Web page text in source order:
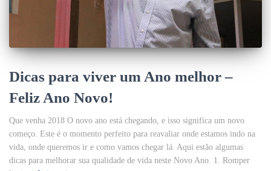
Dicas para viver um Ano melhor –
Feliz Ano Novo!
Que venha 2018 O novo ano está chegando, e isso significa um novo
começo. Este é o momento perfeito para reavaliar onde estamos indo na
vida, onde queremos ir e como vamos chegar lá. Aqui estão algumas
dicas para melhorar sua qualidade de vida neste Novo Ano. 1. Romper